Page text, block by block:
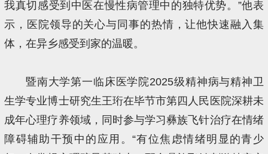
我真切感受到中医在慢性病管理中的独特优势。”他表
示，医院领导的关心与同事的热情，让他快速融入集
体，在异乡感受到家的温暖。
暨南大学第一临床医学院2025级精神病与精神卫
生学专业博士研究生王珩在毕节市第四人民医院深耕未
成年心理疗养领域，同时参与学习彝族飞针治疗在情绪
障碍辅助干预中的应用。“有位焦虑情绪明显的青少